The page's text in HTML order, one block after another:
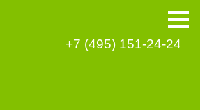
+7 (495) 151-24-24